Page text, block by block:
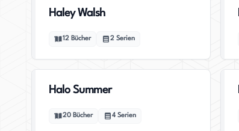
Haley Walsh
12 Bücher 2 Serien
Halo Summer
20 Bücher 4 Serien